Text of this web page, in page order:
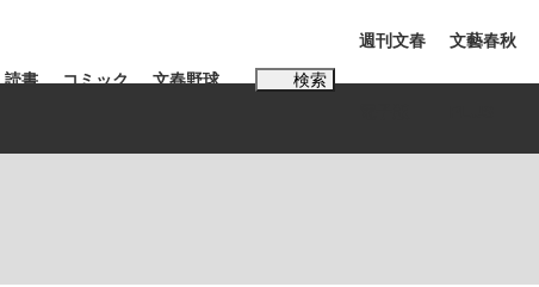
読書 コミック 文春野球 検索
週刊文春 文藝春秋